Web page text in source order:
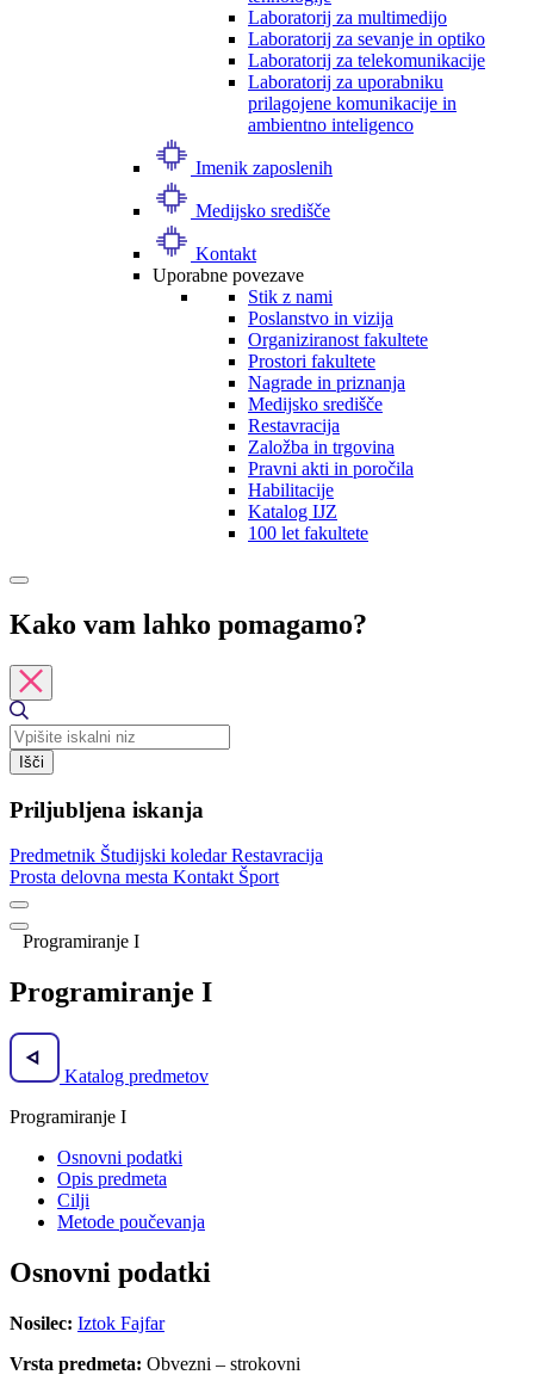
Laboratorij za multimedijo
Laboratorij za sevanje in optiko
Laboratorij za telekomunikacije
Laboratorij za uporabniku
prilagojene komunikacije in
ambientno inteligenco
Imenik zaposlenih
Medijsko središče
Kontakt
Uporabne povezave
Stik z nami
Poslanstvo in vizija
Organiziranost fakultete
Prostori fakultete
Nagrade in priznanja
Medijsko središče
Restavracija
Založba in trgovina
Pravni akti in poročila
Habilitacije
Katalog IJZ
100 let fakultete
Kako vam lahko pomagamo?
Išči
Priljubljena iskanja
Predmetnik Študijski koledarRestavracija
Prosta delovna mesta Kontakt Šport
Programiranje I
Programiranje I
Katalog predmetov
Programiranje I
Osnovni podatki
Opis predmeta
Cilji
Metode poučevanja
Osnovni podatki
Nosilec: Iztok Fajfar
Vrsta predmeta: Obvezni – strokovni